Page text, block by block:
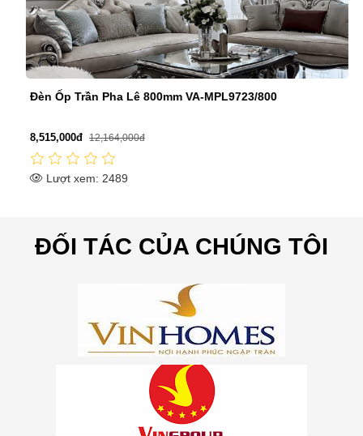
Đèn Ốp Trần Pha Lê 800mm VA-MPL9723/800
8,515,000đ 12,164,000đ
Lượt xem: 2489
ĐỐI TÁC CỦA CHÚNG TÔI